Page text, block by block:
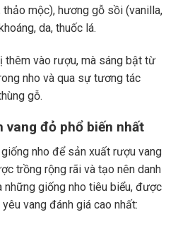
mộc), hương gỗ sồi (vanilla,
da, thuốc lá.
thêm vào rượu, mà sáng bật từ
nho và qua sự tương tác
gỗ.
vang đỏ phổ biến nhất
nho để sản xuất rượu vang
trồng rộng rãi và tạo nên danh
những giống nho tiêu biểu, được
vang đánh giá cao nhất: